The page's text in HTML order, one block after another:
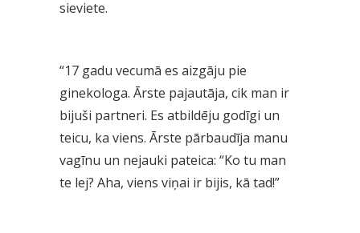
sieviete.
“17 gadu vecumā es aizgāju pie
ginekologa. Ārste pajautāja, cik man ir
bijuši partneri. Es atbildēju godīgi un
teicu, ka viens. Ārste pārbaudīja manu
vagīnu un nejauki pateica: “Ko tu man
te lej? Aha, viens viņai ir bijis, kā tad!”